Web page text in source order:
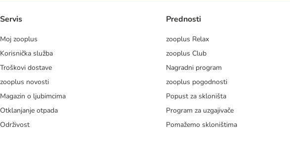
Servis
Moj zooplus
Korisnička služba
Troškovi dostave
zooplus novosti
Magazin o ljubimcima
Otklanjanje otpada
Održivost
Prednosti
zooplus Relax
zooplus Club
Nagradni program
zooplus pogodnosti
Popust za skloništa
Program za uzgajivače
Pomažemo skloništima